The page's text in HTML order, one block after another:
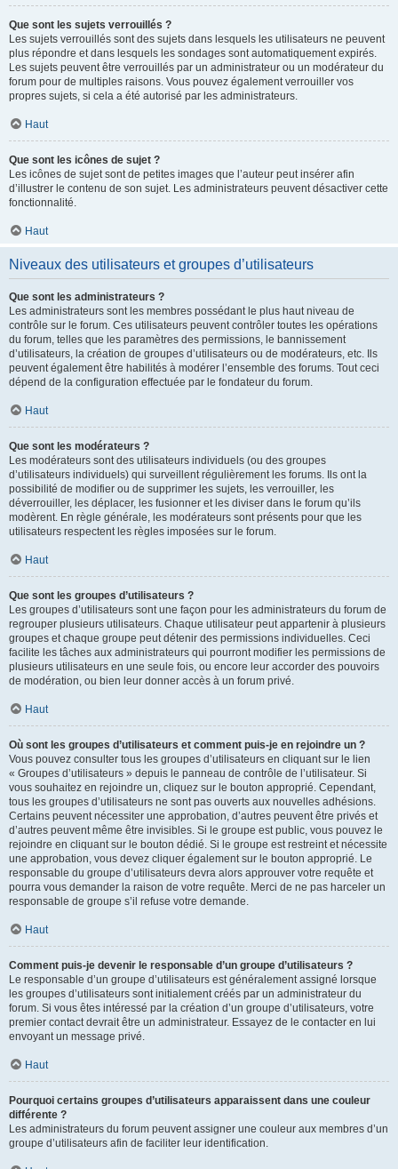
Que sont les sujets verrouillés ?
Les sujets verrouillés sont des sujets dans lesquels les utilisateurs ne peuvent
plus répondre et dans lesquels les sondages sont automatiquement expirés.
Les sujets peuvent être verrouillés par un administrateur ou un modérateur du
forum pour de multiples raisons. Vous pouvez également verrouiller vos
propres sujets, si cela a été autorisé par les administrateurs.
Haut
Que sont les icônes de sujet ?
Les icônes de sujet sont de petites images que l’auteur peut insérer afin
d’illustrer le contenu de son sujet. Les administrateurs peuvent désactiver cette
fonctionnalité.
Haut
Niveaux des utilisateurs et groupes d’utilisateurs
Que sont les administrateurs ?
Les administrateurs sont les membres possédant le plus haut niveau de
contrôle sur le forum. Ces utilisateurs peuvent contrôler toutes les opérations
du forum, telles que les paramètres des permissions, le bannissement
d’utilisateurs, la création de groupes d’utilisateurs ou de modérateurs, etc. Ils
peuvent également être habilités à modérer l’ensemble des forums. Tout ceci
dépend de la configuration effectuée par le fondateur du forum.
Haut
Que sont les modérateurs ?
Les modérateurs sont des utilisateurs individuels (ou des groupes
d’utilisateurs individuels) qui surveillent régulièrement les forums. Ils ont la
possibilité de modifier ou de supprimer les sujets, les verrouiller, les
déverrouiller, les déplacer, les fusionner et les diviser dans le forum qu’ils
modèrent. En règle générale, les modérateurs sont présents pour que les
utilisateurs respectent les règles imposées sur le forum.
Haut
Que sont les groupes d’utilisateurs ?
Les groupes d’utilisateurs sont une façon pour les administrateurs du forum de
regrouper plusieurs utilisateurs. Chaque utilisateur peut appartenir à plusieurs
groupes et chaque groupe peut détenir des permissions individuelles. Ceci
facilite les tâches aux administrateurs qui pourront modifier les permissions de
plusieurs utilisateurs en une seule fois, ou encore leur accorder des pouvoirs
de modération, ou bien leur donner accès à un forum privé.
Haut
Où sont les groupes d’utilisateurs et comment puis-je en rejoindre un ?
Vous pouvez consulter tous les groupes d’utilisateurs en cliquant sur le lien
« Groupes d’utilisateurs » depuis le panneau de contrôle de l’utilisateur. Si
vous souhaitez en rejoindre un, cliquez sur le bouton approprié. Cependant,
tous les groupes d’utilisateurs ne sont pas ouverts aux nouvelles adhésions.
Certains peuvent nécessiter une approbation, d’autres peuvent être privés et
d’autres peuvent même être invisibles. Si le groupe est public, vous pouvez le
rejoindre en cliquant sur le bouton dédié. Si le groupe est restreint et nécessite
une approbation, vous devez cliquer également sur le bouton approprié. Le
responsable du groupe d’utilisateurs devra alors approuver votre requête et
pourra vous demander la raison de votre requête. Merci de ne pas harceler un
responsable de groupe s’il refuse votre demande.
Haut
Comment puis-je devenir le responsable d’un groupe d’utilisateurs ?
Le responsable d’un groupe d’utilisateurs est généralement assigné lorsque
les groupes d’utilisateurs sont initialement créés par un administrateur du
forum. Si vous êtes intéressé par la création d’un groupe d’utilisateurs, votre
premier contact devrait être un administrateur. Essayez de le contacter en lui
envoyant un message privé.
Haut
Pourquoi certains groupes d’utilisateurs apparaissent dans une couleur
différente ?
Les administrateurs du forum peuvent assigner une couleur aux membres d’un
groupe d’utilisateurs afin de faciliter leur identification.